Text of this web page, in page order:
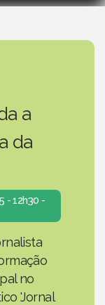
a
da
- 12h30 -
no
'Jornal